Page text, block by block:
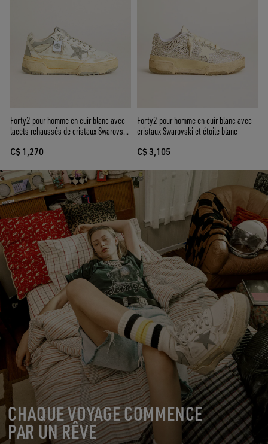
Forty2 pour homme en cuir blanc avec
lacets rehaussés de cristaux Swarovski
C$ 1,270
Forty2 pour homme en cuir blanc avec
cristaux Swarovski et étoile blanc
C$ 3,105
CHAQUE VOYAGE COMMENCE
PAR UN RÊVE